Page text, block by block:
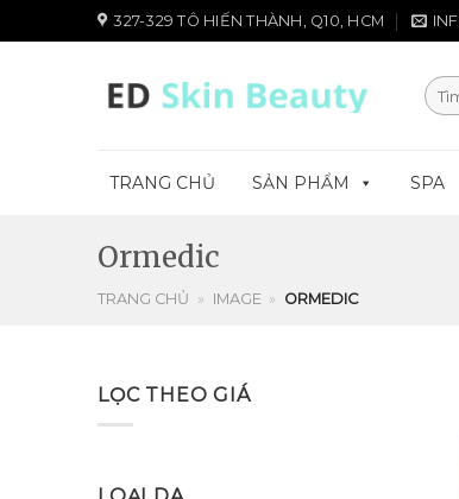
đến
327-329 TÔ HIẾN THÀNH, Q10, HCM
Tìm
kiếm:
TRANG CHỦ SẢN PHẨM SPA
Ormedic
TRANG CHỦ » IMAGE » ORMEDIC
LỌC THEO GIÁ